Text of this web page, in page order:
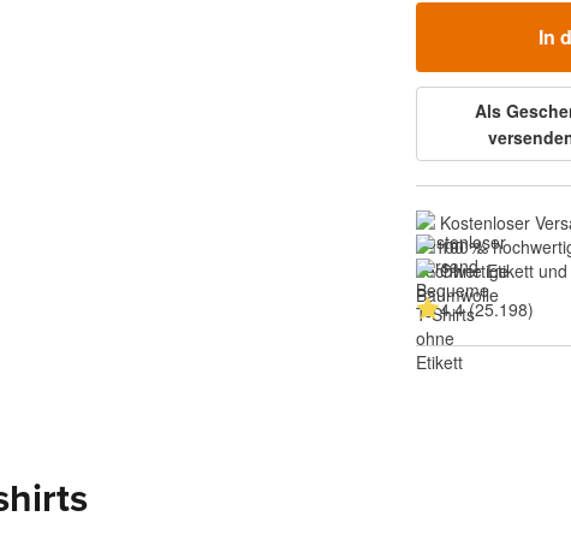
In
Als
Kostenloser
100 %
Ohne Etikett
4.4 (25.198)